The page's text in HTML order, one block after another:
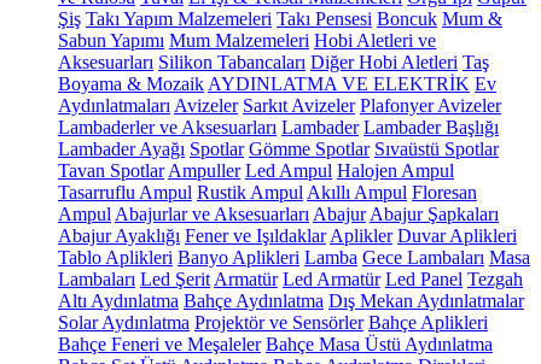
Şiş Takı Yapım Malzemeleri Takı Pensesi Boncuk Mum &
Sabun Yapımı Mum Malzemeleri Hobi Aletleri ve
Aksesuarları Silikon Tabancaları Diğer Hobi Aletleri Taş
Boyama & Mozaik AYDINLATMA VE ELEKTRİK Ev
Aydınlatmaları Avizeler Sarkıt Avizeler Plafonyer Avizeler
Lambaderler ve Aksesuarları Lambader Lambader Başlığı
Lambader Ayağı Spotlar Gömme Spotlar Sıvaüstü Spotlar
Tavan Spotlar Ampuller Led Ampul Halojen Ampul
Tasarruflu Ampul Rustik Ampul Akıllı Ampul Floresan
Ampul Abajurlar ve Aksesuarları Abajur Abajur Şapkaları
Abajur Ayaklığı Fener ve Işıldaklar Aplikler Duvar Aplikleri
Tablo Aplikleri Banyo Aplikleri Lamba Gece Lambaları Masa
Lambaları Led Şerit Armatür Led Armatür Led Panel Tezgah
Altı Aydınlatma Bahçe Aydınlatma Dış Mekan Aydınlatmalar
Solar Aydınlatma Projektör ve Sensörler Bahçe Aplikleri
Bahçe Feneri ve Meşaleler Bahçe Masa Üstü Aydınlatma